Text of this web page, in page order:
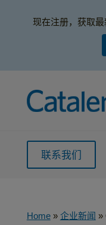
现在注册，获取
联系我们
Home» 企业新闻 »